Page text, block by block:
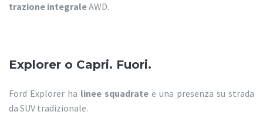
trazione integraleAWD.
Explorer o Capri. Fuori.
Ford Explorer ha linee squadrate e una presenza su strada
da SUV tradizionale.